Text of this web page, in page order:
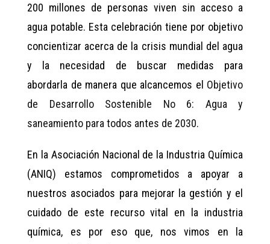
200 millones de personas viven sin acceso a
agua potable. Esta celebración tiene por objetivo
concientizar acerca de la crisis mundial del agua
y la necesidad de buscar medidas para
abordarla de manera que alcancemos el Objetivo
de Desarrollo Sostenible No 6: Agua y
saneamiento para todos antes de 2030.
En la Asociación Nacional de la Industria Química
(ANIQ) estamos comprometidos a apoyar a
nuestros asociados para mejorar la gestión y el
cuidado de este recurso vital en la industria
química, es por eso que, nos vimos en la